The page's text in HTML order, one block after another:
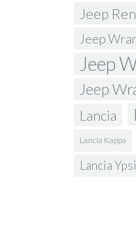
Jeep
Jeep
Jeep
Jeep
Lancia
Lancia Kappa
Lancia